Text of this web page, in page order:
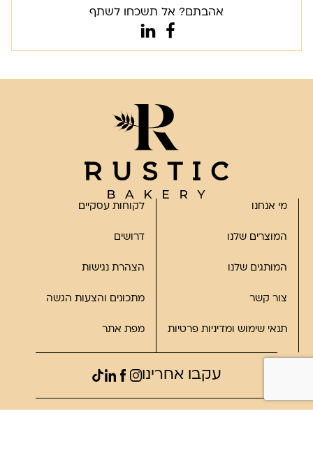
אהבתם? אל תשכחו לשתף
מי אנחנו לקוחות עסקיים
המוצרים שלנו דרושים
המותגים שלנו הצהרת נגישות
צור קשר מתכונים והצעות הגשה
תנאי שימוש ומדיניות פרטיות מפת אתר
עקבו אחרינו